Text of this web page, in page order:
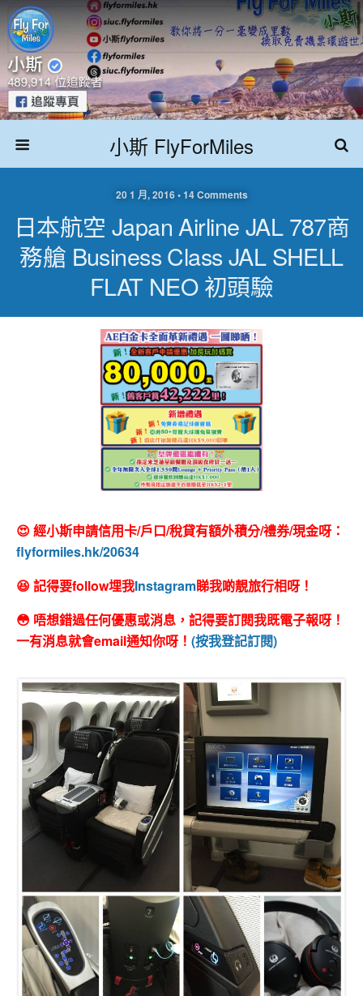
小斯 FlyForMiles
20 1 月, 2016 • 14 Comments
日本航空 Japan Airline JAL 787商
務艙 Business Class JAL SHELL
FLAT NEO 初頭驗
😍 經小斯申請信用卡/戶口/稅貸有額外積分/禮券/現金呀：
flyformiles.hk/20634
😆 記得要follow埋我Instagram睇我啲靚旅行相呀！
😳 唔想錯過任何優惠或消息，記得要訂閱我既電子報呀！
一有消息就會email通知你呀！ (按我登記訂閱)